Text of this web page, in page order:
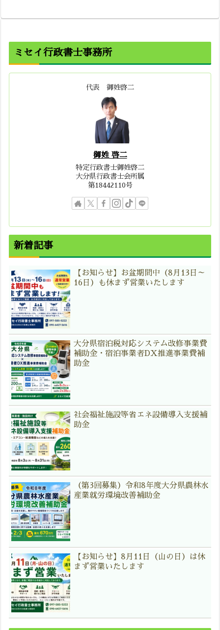
ミセイ行政書士事務所
代表 御姓啓二
御姓 啓二
特定行政書士御姓啓二
大分県行政書士会所属
第18442110号
新着記事
【お知らせ】お盆期間中（8月13日～
16日）も休まず営業いたします
大分県宿泊税対応システム改修事業費
補助金・宿泊事業者DX推進事業費補
助金
社会福祉施設等省エネ設備導入支援補
助金
（第3回募集）令和8年度大分県農林水
産業就労環境改善補助金
【お知らせ】8月11日（山の日）は休
まず営業いたします